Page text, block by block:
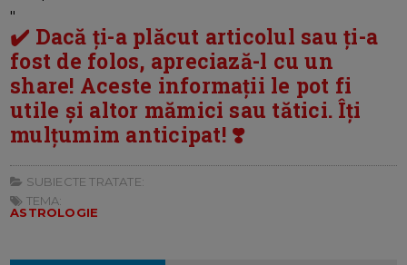
"
✔️ Dacă ți-a plăcut articolul sau ți-a
fost de folos, apreciază-l cu un
share! Aceste informații le pot fi
utile și altor mămici sau tătici. Îți
mulțumim anticipat! ❣️
SUBIECTE TRATATE:
TEMA:
ASTROLOGIE